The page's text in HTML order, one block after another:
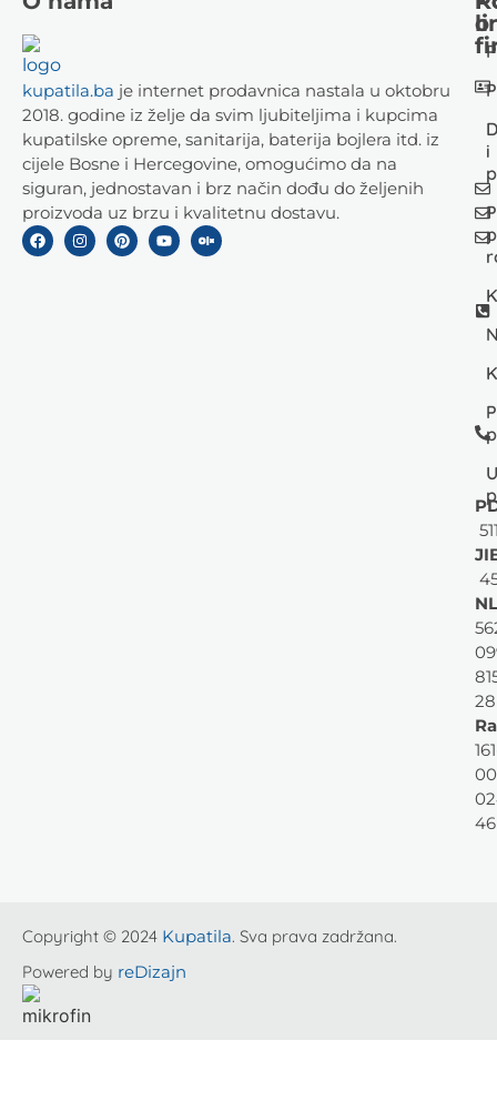
kupatila.ba je internet prodavnica nastala u oktobru
2018. godine iz želje da svim ljubiteljima i kupcima
kupatilske opreme, sanitarija, baterija bojlera itd. iz
cijele Bosne i Hercegovine, omogućimo da na
siguran, jednostavan i brz način dođu do željenih
proizvoda uz brzu i kvalitetnu dostavu.
i
o
28
46
Copyright © 2024 Kupatila. Sva prava zadržana.
Powered by reDizajn